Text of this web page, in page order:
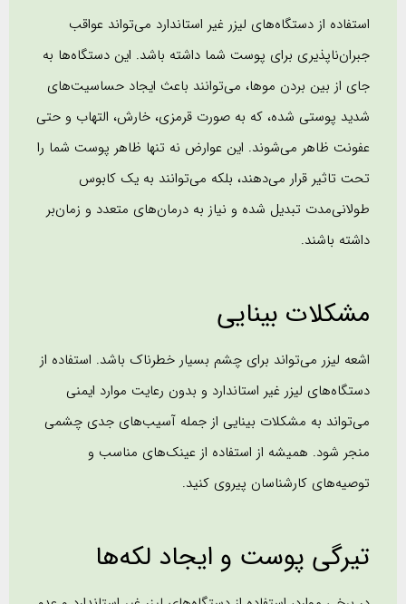
استفاده از دستگاه‌های لیزر غیر استاندارد می‌تواند عواقب
جبران‌ناپذیری برای پوست شما داشته باشد. این دستگاه‌ها به
جای از بین بردن موها، می‌توانند باعث ایجاد حساسیت‌های
شدید پوستی شده، که به صورت قرمزی، خارش، التهاب و حتی
عفونت ظاهر می‌شوند. این عوارض نه تنها ظاهر پوست شما را
تحت تاثیر قرار می‌دهند، بلکه می‌توانند به یک کابوس
طولانی‌مدت تبدیل شده و نیاز به درمان‌های متعدد و زمان‌بر
داشته باشند.
مشکلات بینایی
اشعه لیزر می‌تواند برای چشم بسیار خطرناک باشد. استفاده از
دستگاه‌های لیزر غیر استاندارد و بدون رعایت موارد ایمنی
می‌تواند به مشکلات بینایی از جمله آسیب‌های جدی چشمی
منجر شود. همیشه از استفاده از عینک‌های مناسب و
توصیه‌های کارشناسان پیروی کنید.
تیرگی پوست و ایجاد لکه‌ها